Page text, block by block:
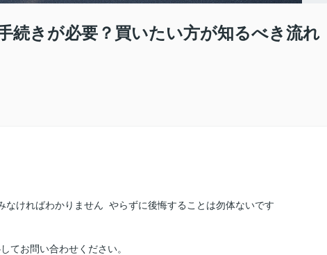
続きが必要？買いたい方が知るべき流れ
なければわかりません やらずに後悔することは勿体ないです
てお問い合わせください。